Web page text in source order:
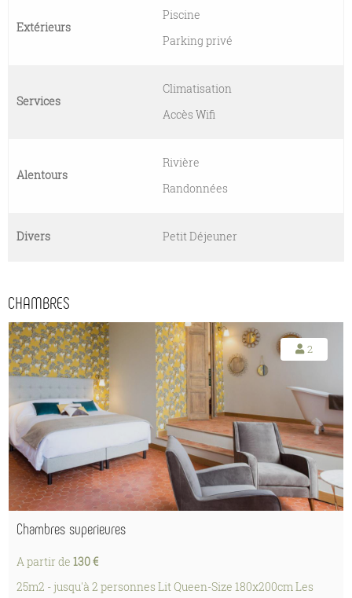
Extérieurs
Piscine
Parking privé
Services
Climatisation
Accès Wifi
Alentours
Rivière
Randonnées
Divers Petit Déjeuner
CHAMBRES
2
Chambres superieures
A partir de 130 €
25m2 - jusqu'à 2 personnes Lit Queen-Size 180x200cm Les